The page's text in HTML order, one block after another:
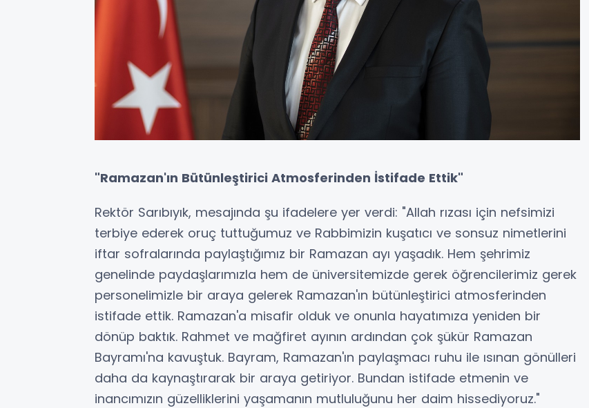
"Ramazan'ın Bütünleştirici Atmosferinden İstifade Ettik"
Rektör Sarıbıyık, mesajında şu ifadelere yer verdi: "Allah rızası için nefsimizi
terbiye ederek oruç tuttuğumuz ve Rabbimizin kuşatıcı ve sonsuz nimetlerini
iftar sofralarında paylaştığımız bir Ramazan ayı yaşadık. Hem şehrimiz
genelinde paydaşlarımızla hem de üniversitemizde gerek öğrencilerimiz gerek
personelimizle bir araya gelerek Ramazan'ın bütünleştirici atmosferinden
istifade ettik. Ramazan'a misafir olduk ve onunla hayatımıza yeniden bir
dönüp baktık. Rahmet ve mağfiret ayının ardından çok şükür Ramazan
Bayramı'na kavuştuk. Bayram, Ramazan'ın paylaşmacı ruhu ile ısınan gönülleri
daha da kaynaştırarak bir araya getiriyor. Bundan istifade etmenin ve
inancımızın güzelliklerini yaşamanın mutluluğunu her daim hissediyoruz."